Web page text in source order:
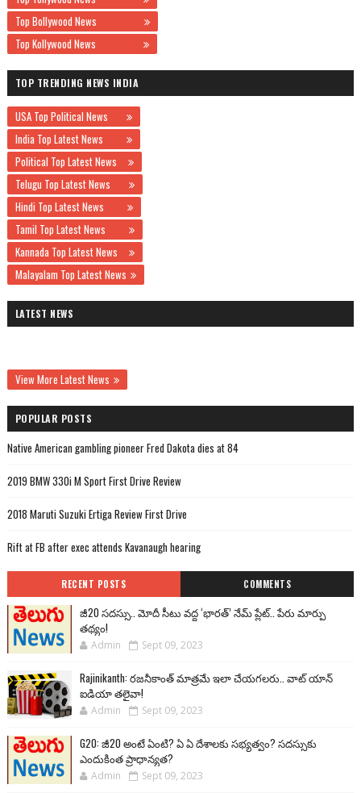
Top Bollywood News
Top Kollywood News
TOP TRENDING NEWS INDIA
USA Top Political News
India Top Latest News
Political Top Latest News
Telugu Top Latest News
Hindi Top Latest News
Tamil Top Latest News
Kannada Top Latest News
Malayalam Top Latest News
LATEST NEWS
View More Latest News
POPULAR POSTS
Native American gambling pioneer Fred Dakota dies at 84
2019 BMW 330i M Sport First Drive Review
2018 Maruti Suzuki Ertiga Review First Drive
Rift at FB after exec attends Kavanaugh hearing
RECENT POSTS COMMENTS
జీ20 సదస్సు.. మోదీ సీటు వద్ద ‘భారత్’ నేమ్ ప్లేట్‌.. పేరు మార్పు
తథ్యం!
Admin Sept 09, 2023
Rajinikanth: రజనీకాంత్ మాత్రమే ఇలా చేయగలరు.. వాట్ యాన్
ఐడియా తలైవా!
Admin Sept 09, 2023
G20: జీ20 అంటే ఏంటి? ఏ ఏ దేశాలకు సభ్యత్వం? సదస్సుకు
ఎందుకింత ప్రాధాన్యత?
Admin Sept 09, 2023